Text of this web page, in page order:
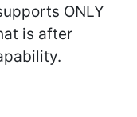
ONLY
is after